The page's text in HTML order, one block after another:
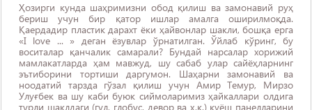
Ҳозирги кунда шаҳримизни обод қилиш ва замонавий руҳ
бериш учун бир қатор ишлар амалга оширилмоқда.
Қаердадир пластик дарахт ёки ҳайвонлар шакли, бошқа ерга
«I love ... » деган ёзувлар ўрнатилган. Ўйлаб кўринг, бу
воситалар қанчалик самарали? Бундай нарсалар хорижий
мамлакатларда ҳам мавжуд, шу сабаб улар сайёҳларнинг
эътиборини тортиши даргумон. Шаҳарни замонавий ва
ноодатий тарзда гўзал қилиш учун Амир Темур, Мирзо
Улуғбек ва шу каби буюк сиймоларимиз ҳайкаллари олдигa
турли шаклдаги (гул, глобус, девор ва ҳ.к.) қуёш панелларини